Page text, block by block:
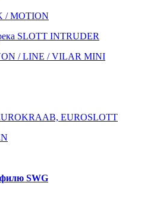
/ MOTION
SLOTT INTRUDER
/ LINE / VILAR MINI
EUROSLOTT
SWG